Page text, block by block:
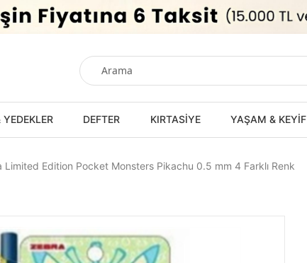
YEDEKLER DEFTER KIRTASİYE YAŞAM & KEYİF
Limited Edition Pocket Monsters Pikachu 0.5 mm 4 Farklı Renk